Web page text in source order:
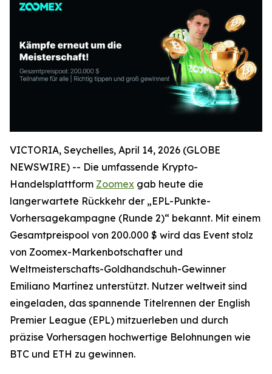
VICTORIA, Seychelles, April 14, 2026 (GLOBE
NEWSWIRE) -- Die umfassende Krypto-
Handelsplattform Zoomex gab heute die
langerwartete Rückkehr der „EPL-Punkte-
Vorhersagekampagne (Runde 2)“ bekannt. Mit einem
Gesamtpreispool von 200.000 $ wird das Event stolz
von Zoomex-Markenbotschafter und
Weltmeisterschafts-Goldhandschuh-Gewinner
Emiliano Martínez unterstützt. Nutzer weltweit sind
eingeladen, das spannende Titelrennen der English
Premier League (EPL) mitzuerleben und durch
präzise Vorhersagen hochwertige Belohnungen wie
BTC und ETH zu gewinnen.